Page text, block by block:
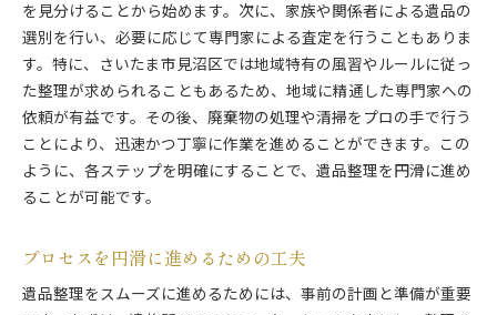
を見分けることから始めます。次に、家族や関係者による遺品の
選別を行い、必要に応じて専門家による査定を行うこともありま
す。特に、さいたま市見沼区では地域特有の風習やルールに従っ
た整理が求められることもあるため、地域に精通した専門家への
依頼が有益です。その後、廃棄物の処理や清掃をプロの手で行う
ことにより、迅速かつ丁寧に作業を進めることができます。この
ように、各ステップを明確にすることで、遺品整理を円滑に進め
ることが可能です。
プロセスを円滑に進めるための工夫
遺品整理をスムーズに進めるためには、事前の計画と準備が重要